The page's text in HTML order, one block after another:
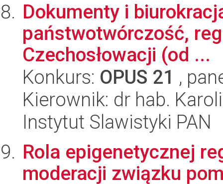
Dokumenty i
państwotwórczość,
Czechosłowacji (od ...
Konkurs: OPUS 21 ,
Kierownik: dr hab.
Instytut Slawistyki PAN
Rola epigenetycznej
moderacji związku